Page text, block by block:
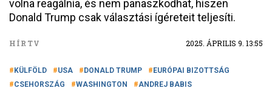
volna reagálnia, és nem panaszkodhat, hiszen
Donald Trump csak választási ígéreteit teljesíti.
HÍRTV 2025. ÁPRILIS 9. 13:55
KÜLFÖLD USA DONALD TRUMP
EURÓPAI BIZOTTSÁG
CSEHORSZÁG
WASHINGTON ANDREJ BABIS